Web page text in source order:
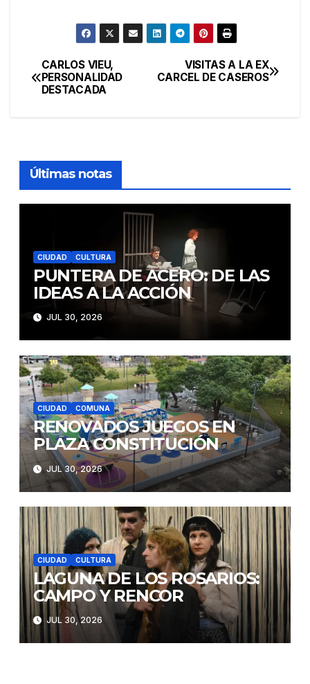
Navegación
de
VISITAS A LA EX
CARCEL DE CASEROS
CARLOS VIEU,
PERSONALIDAD
DESTACADA
Últimas notas
CIUDAD CULTURA
PUNTERA DE ACERO: DE LAS
IDEAS A LA ACCIÓN
JUL 30, 2026
CIUDAD COMUNA
RENOVADOS JUEGOS EN
PLAZA CONSTITUCIÓN
JUL 30, 2026
CIUDAD CULTURA
LAGUNA DE LOS ROSARIOS:
CAMPO Y RENCOR
JUL 30, 2026